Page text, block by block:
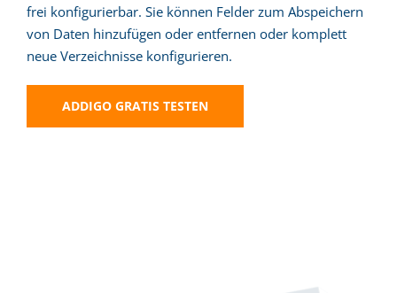
frei konfigurierbar. Sie können Felder zum Abspeichern
von Daten hinzufügen oder entfernen oder komplett
neue Verzeichnisse konfigurieren.
ADDIGO GRATIS TESTEN